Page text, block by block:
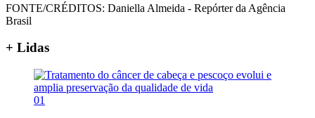
FONTE/CRÉDITOS: Daniella Almeida - Repórter da Agência
Brasil
+ Lidas
01